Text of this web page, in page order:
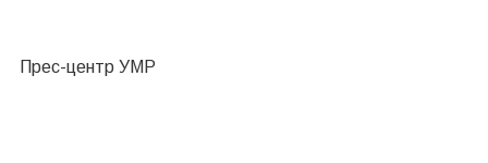
Прес-центр УМР